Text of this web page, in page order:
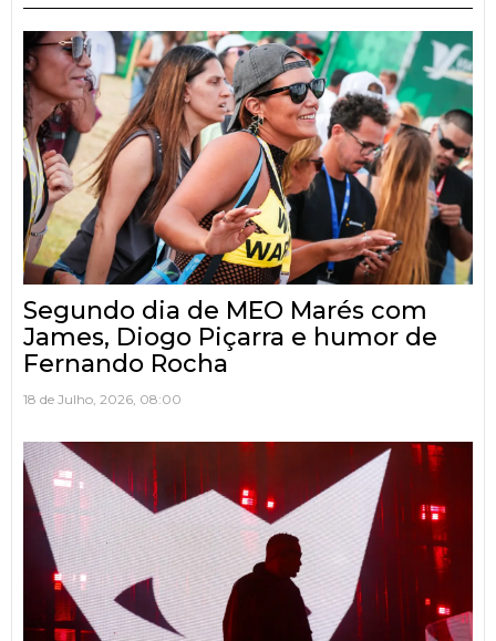
Segundo dia de MEO Marés com
James, Diogo Piçarra e humor de
Fernando Rocha
18 de Julho, 2026, 08:00